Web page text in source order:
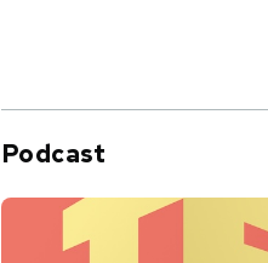
Podcast